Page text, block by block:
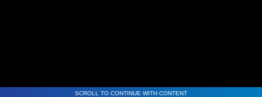
SCROLL TO CONTINUE WITH CONTENT